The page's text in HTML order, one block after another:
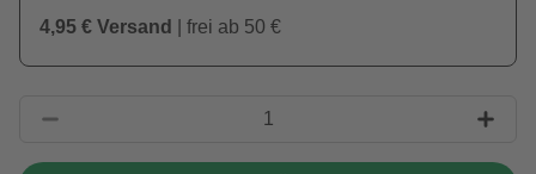
4,95 € Versand
| frei ab 50 €